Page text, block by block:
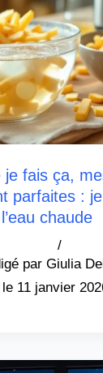
je fais ça,
parfaites :
chaude
Giulia
/
11 janvier